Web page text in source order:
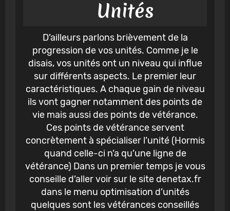
Unités
D’ailleurs parlons brièvement de la
progression de vos unités. Comme je le
disais, vos unités ont un niveau qui influe
sur différents aspects. Le premier leur
caractéristiques. A chaque gain de niveau
ils vont gagner notamment des points de
vie mais aussi des points de vétérance.
Ces points de vétérance servent
concrètement à spécialiser l’unité (Hormis
quand celle-ci n’a qu’une ligne de
vétérance) Dans un premier temps je vous
conseille d’aller voir sur le site denetax.fr
dans le menu optimisation d’unités
quelques sont les vétérances conseillés